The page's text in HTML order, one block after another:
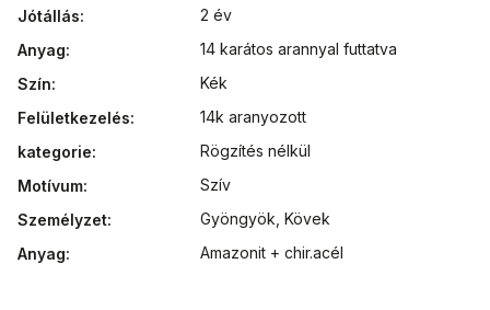
Jótállás:
2 év
Anyag:
14 karátos arannyal futtatva
Szín:
Kék
Felületkezelés:
14k aranyozott
kategorie:
Rögzítés nélkül
Motívum:
Szív
Személyzet: Gyöngyök Kövek
Anyag: Amazonit + chir.acél